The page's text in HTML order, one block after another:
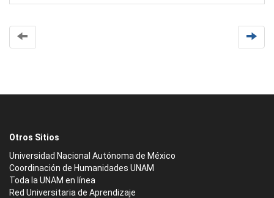
Otros Sitios
Universidad Nacional Autónoma de México
Coordinación de Humanidades UNAM
Toda la UNAM en línea
Red Universitaria de Aprendizaje